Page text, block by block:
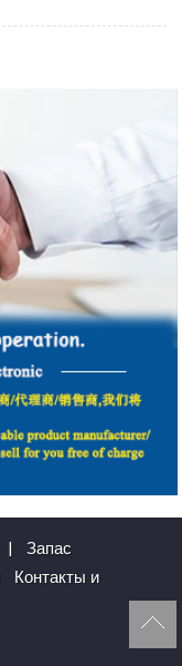
|
Запас
Контакты и